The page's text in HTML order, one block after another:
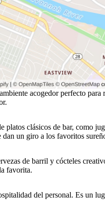
acogedor perfecto para
platos clásicos de bar, como
un giro a los favoritos
de barril y cócteles
favorita.
del personal. Es un